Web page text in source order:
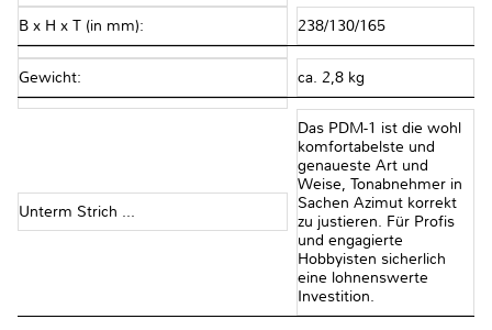
B x H x T (in mm): 238/130/165
Gewicht: ca. 2,8 kg
Unterm Strich …
Das PDM-1 ist die wohl
komfortabelste und
genaueste Art und
Weise, Tonabnehmer in
Sachen Azimut korrekt
zu justieren. Für Profis
und engagierte
Hobbyisten sicherlich
eine lohnenswerte
Investition.